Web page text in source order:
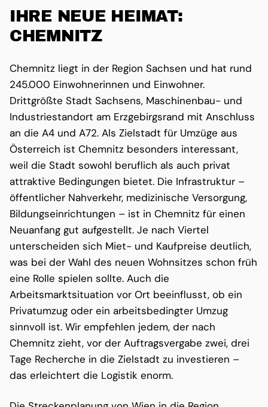
IHRE NEUE HEIMAT:
CHEMNITZ
Chemnitz liegt in der Region Sachsen und hat rund
245.000 Einwohnerinnen und Einwohner.
Drittgrößte Stadt Sachsens, Maschinenbau- und
Industriestandort am Erzgebirgsrand mit Anschluss
an die A4 und A72. Als Zielstadt für Umzüge aus
Österreich ist Chemnitz besonders interessant,
weil die Stadt sowohl beruflich als auch privat
attraktive Bedingungen bietet. Die Infrastruktur –
öffentlicher Nahverkehr, medizinische Versorgung,
Bildungseinrichtungen – ist in Chemnitz für einen
Neuanfang gut aufgestellt. Je nach Viertel
unterscheiden sich Miet- und Kaufpreise deutlich,
was bei der Wahl des neuen Wohnsitzes schon früh
eine Rolle spielen sollte. Auch die
Arbeitsmarktsituation vor Ort beeinflusst, ob ein
Privatumzug oder ein arbeitsbedingter Umzug
sinnvoll ist. Wir empfehlen jedem, der nach
Chemnitz zieht, vor der Auftragsvergabe zwei, drei
Tage Recherche in die Zielstadt zu investieren –
das erleichtert die Logistik enorm.